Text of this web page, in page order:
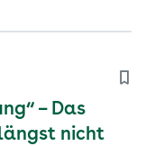
– Das
nicht